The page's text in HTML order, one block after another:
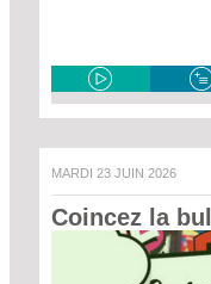
MARDI 23 JUIN 2026
Coincez la